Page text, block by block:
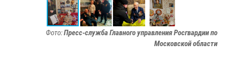
Фото:Пресс-служба Главного управления Росгвардии по
Московской области